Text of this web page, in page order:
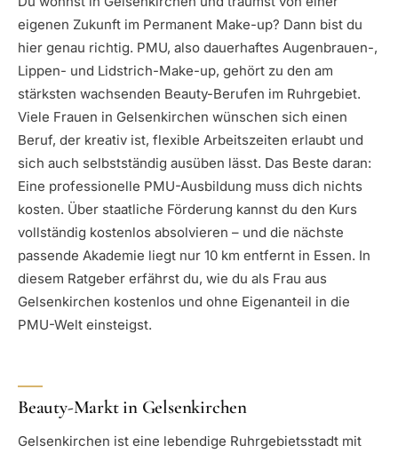
eigenen Zukunft im Permanent Make-up? Dann bist du
hier genau richtig. PMU, also dauerhaftes Augenbrauen-,
Lippen- und Lidstrich-Make-up, gehört zu den am
stärksten wachsenden Beauty-Berufen im Ruhrgebiet.
Viele Frauen in Gelsenkirchen wünschen sich einen
Beruf, der kreativ ist, flexible Arbeitszeiten erlaubt und
sich auch selbstständig ausüben lässt. Das Beste daran:
Eine professionelle PMU-Ausbildung muss dich nichts
kosten. Über staatliche Förderung kannst du den Kurs
vollständig kostenlos absolvieren – und die nächste
passende Akademie liegt nur 10 km entfernt in Essen. In
diesem Ratgeber erfährst du, wie du als Frau aus
Gelsenkirchen kostenlos und ohne Eigenanteil in die
PMU-Welt einsteigst.
Beauty-Markt in Gelsenkirchen
Gelsenkirchen ist eine lebendige Ruhrgebietsstadt mit